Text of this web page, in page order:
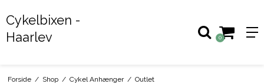
Cykelbixen -
Haarlev
0
Forside / Shop / Cykel Anhænger / Outlet